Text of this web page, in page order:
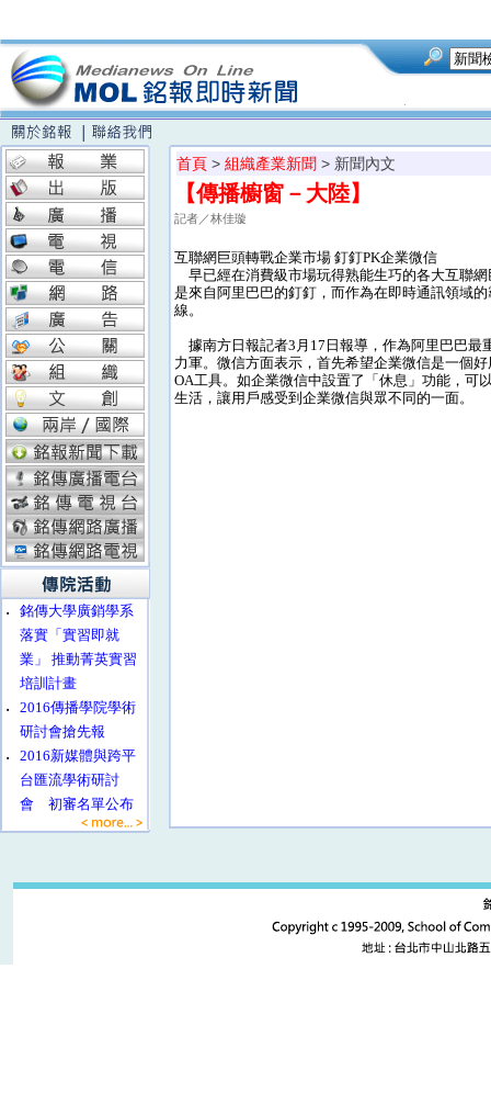
‧
銘傳大學廣銷學系
落實「實習即就
業」 推動菁英實習
培訓計畫
‧
2016傳播學院學術
研討會搶先報
‧
2016新媒體與跨平
台匯流學術研討
會 初審名單公布
首頁 > 組織產業新聞 > 新聞內文
【傳播櫥窗－大陸】
記者／林佳璇
互聯網巨頭轉戰企業市場 釘釘PK企業微信
早已經在消費級市場玩得熟能生巧的各大互聯
是來自阿里巴巴的釘釘，而作為在即時通訊領域
線。
據南方日報記者3月17日報導，作為阿里巴巴最
力軍。微信方面表示，首先希望企業微信是一個
OA工具。如企業微信中設置了「休息」功能，可
生活，讓用戶感受到企業微信與眾不同的一面。